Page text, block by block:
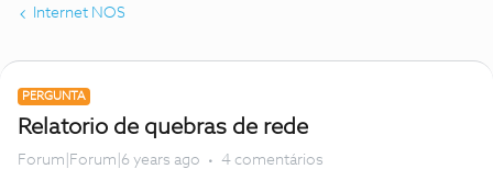
Internet NOS
PERGUNTA
Relatorio de quebras de rede
Forum|Forum|6 years ago 4 comentários